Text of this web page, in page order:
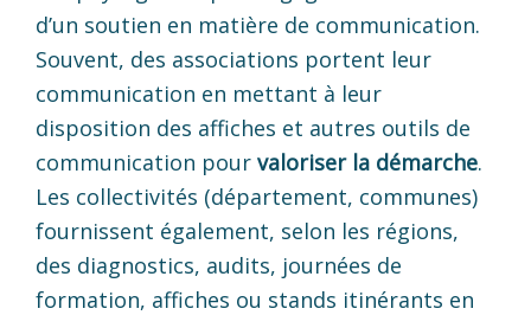
d’un soutien en matière de communication.
Souvent, des associations portent leur
communication en mettant à leur
disposition des affiches et autres outils de
communication pour valoriser la démarche.
Les collectivités (département, communes)
fournissent également, selon les régions,
des diagnostics, audits, journées de
formation, affiches ou stands itinérants en